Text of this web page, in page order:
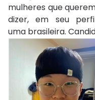
mulheres que
dizer, em seu
uma brasileira.